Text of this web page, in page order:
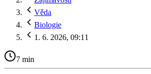
Věda
Biologie
1. 6. 2026, 09:11
7 min